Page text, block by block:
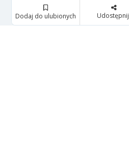
Dodaj do ulubionych Udostępnij